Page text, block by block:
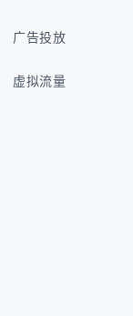
广告投放
虚拟流量